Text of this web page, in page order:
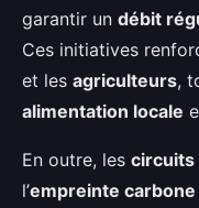
garantir un débit
Ces initiatives
et les agriculteurs,
alimentation locale
En outre, les circuits
l’empreinte carbone